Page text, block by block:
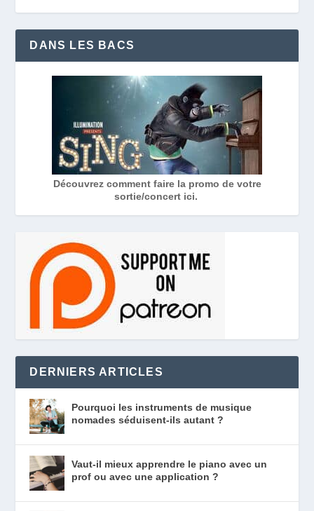
DANS LES BACS
Découvrez comment faire la promo de votre
sortie/concert ici.
DERNIERS ARTICLES
Pourquoi les instruments de musique
nomades séduisent-ils autant ?
Vaut-il mieux apprendre le piano avec un
prof ou avec une application ?